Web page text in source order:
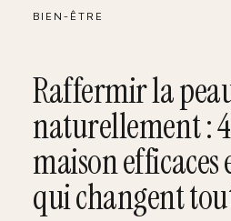
BIEN-ÊTRE
Raffermir la
naturellement :
maison efficaces
qui changent